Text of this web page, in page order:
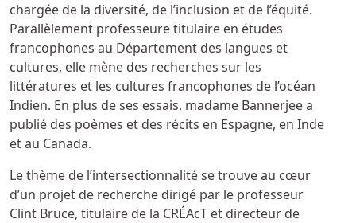
chargée de la diversité, de l’inclusion et de l’équité.
Parallèlement professeure titulaire en études
francophones au Département des langues et
cultures, elle mène des recherches sur les
littératures et les cultures francophones de l’océan
Indien. En plus de ses essais, madame Bannerjee a
publié des poèmes et des récits en Espagne, en Inde
et au Canada.
Le thème de l’intersectionnalité se trouve au cœur
d’un projet de recherche dirigé par le professeur
Clint Bruce, titulaire de la CRÉAcT et directeur de